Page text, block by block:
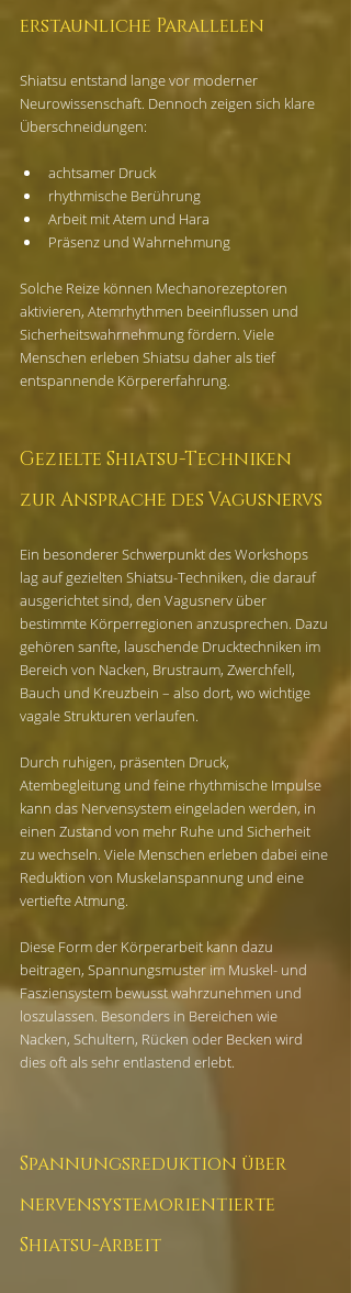
erstaunliche Parallelen
Shiatsu entstand lange vor moderner
Neurowissenschaft. Dennoch zeigen sich klare
Überschneidungen:
achtsamer Druck
rhythmische Berührung
Arbeit mit Atem und Hara
Präsenz und Wahrnehmung
Solche Reize können Mechanorezeptoren
aktivieren, Atemrhythmen beeinflussen und
Sicherheitswahrnehmung fördern. Viele
Menschen erleben Shiatsu daher als tief
entspannende Körpererfahrung.
Gezielte Shiatsu-Techniken
zur Ansprache des Vagusnervs
Ein besonderer Schwerpunkt des Workshops
lag auf gezielten Shiatsu-Techniken, die darauf
ausgerichtet sind, den Vagusnerv über
bestimmte Körperregionen anzusprechen. Dazu
gehören sanfte, lauschende Drucktechniken im
Bereich von Nacken, Brustraum, Zwerchfell,
Bauch und Kreuzbein – also dort, wo wichtige
vagale Strukturen verlaufen.
Durch ruhigen, präsenten Druck,
Atembegleitung und feine rhythmische Impulse
kann das Nervensystem eingeladen werden, in
einen Zustand von mehr Ruhe und Sicherheit
zu wechseln. Viele Menschen erleben dabei eine
Reduktion von Muskelanspannung und eine
vertiefte Atmung.
Diese Form der Körperarbeit kann dazu
beitragen, Spannungsmuster im Muskel- und
Fasziensystem bewusst wahrzunehmen und
loszulassen. Besonders in Bereichen wie
Nacken, Schultern, Rücken oder Becken wird
dies oft als sehr entlastend erlebt.
Spannungsreduktion über
nervensystemorientierte
Shiatsu-Arbeit